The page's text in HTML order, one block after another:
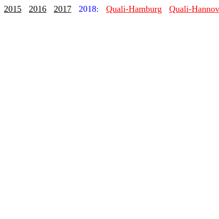
2015 2016 2017 2018: Quali-Hamburg Quali-